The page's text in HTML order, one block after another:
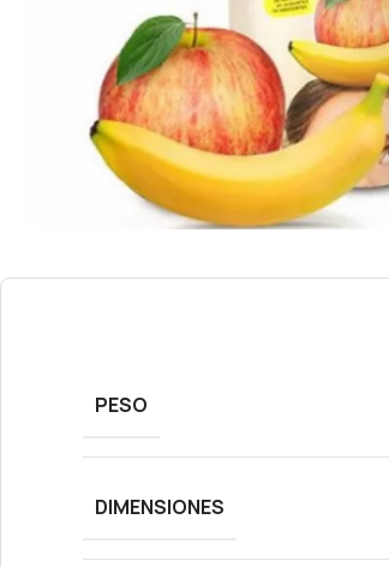
PESO
DIMENSIONES